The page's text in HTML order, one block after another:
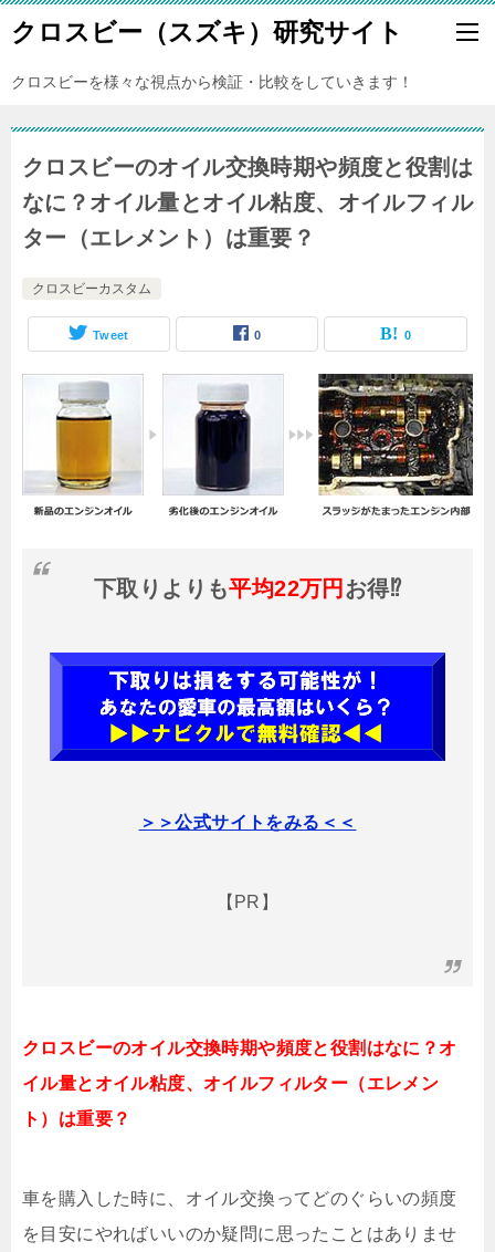
クロスビー（スズキ）研究サイト
クロスビーを様々な視点から検証・比較をしていきます！
クロスビーのオイル交換時期や頻度と役割は
なに？オイル量とオイル粘度、オイルフィル
ター（エレメント）は重要？
クロスビーカスタム
Tweet 0 0
下取りよりも平均22万円 お得⁉
＞＞公式サイトをみる＜＜
【PR】
クロスビーのオイル交換時期や頻度と役割はなに？オ
イル量とオイル粘度、オイルフィルター（エレメン
ト）は重要？
車を購入した時に、オイル交換ってどのぐらいの頻度
を目安にやればいいのか疑問に思ったことはありませ